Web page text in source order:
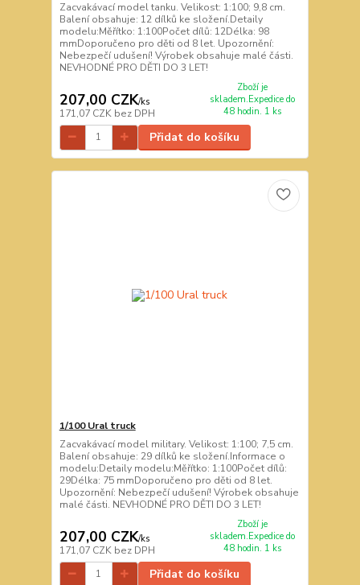
Zacvakávací model tanku. Velikost: 1:100; 9,8 cm.
Balení obsahuje: 12 dílků ke složení.Detaily
modelu:Měřítko: 1:100Počet dílů: 12Délka: 98
mmDoporučeno pro děti od 8 let. Upozornění:
Nebezpečí udušení! Výrobek obsahuje malé části.
NEVHODNÉ PRO DĚTI DO 3 LET!
207,00 CZK/ks
171,07 CZK bez DPH
Zboží je
skladem.Expedice do
48 hodin. 1 ks
Přidat do košíku
1/100 Ural truck
Zacvakávací model military. Velikost: 1:100; 7,5 cm.
Balení obsahuje: 29 dílků ke složení.Informace o
modelu:Detaily modelu:Měřítko: 1:100Počet dílů:
29Délka: 75 mmDoporučeno pro děti od 8 let.
Upozornění: Nebezpečí udušení! Výrobek obsahuje
malé části. NEVHODNÉ PRO DĚTI DO 3 LET!
207,00 CZK/ks
171,07 CZK bez DPH
Zboží je
skladem.Expedice do
48 hodin. 1 ks
Přidat do košíku